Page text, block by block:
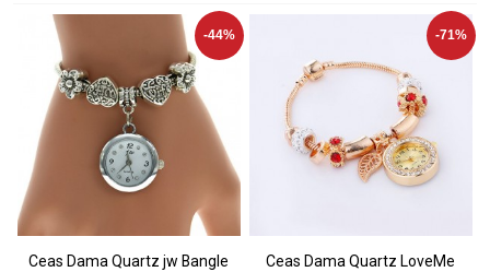
-44%
Ceas Dama Quartz jw Bangle
-71%
Ceas Dama Quartz LoveMe